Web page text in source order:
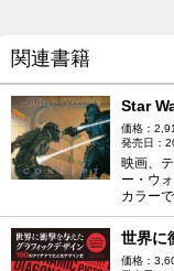
関連書籍
Star
価格：
発売日：
映画、
ー・ウ
カラーで
世界に
価格：